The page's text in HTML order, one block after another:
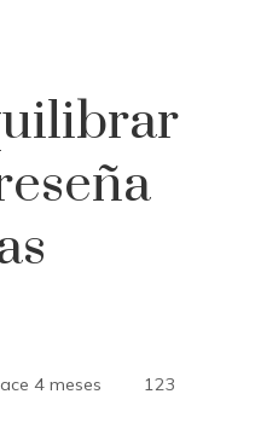
4 meses 123